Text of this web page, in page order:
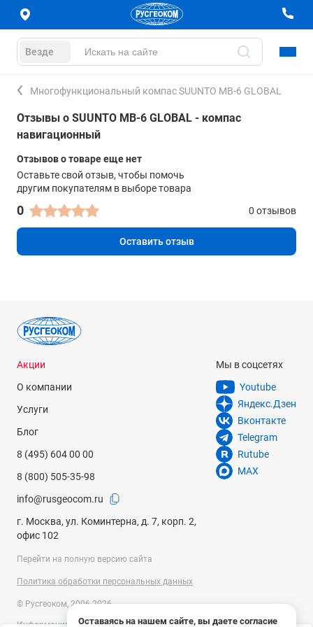
Везде
Многофункциональный компас SUUNTO MB-6 GLOBAL
Отзывы о SUUNTO MB-6 GLOBAL - компас
навигационный
Отзывов о товаре еще нет
Оставьте свой отзыв, чтобы помочь
другим покупателям в выборе товара
0 0 отзывов
Оставить отзыв
Оставаясь на нашем сайте, вы даете согласие
Акции
О компании
Услуги
Блог
8 (495) 604 00 00
8 (800) 505-35-98
info@rusgeocom.ru
г. Москва, ул. Коминтерна, д. 7, корп. 2,
офис 102
Мы в соцсетях
Youtube
Яндекс.Дзен
Вконтакте
Telegram
Rutube
MAX
Перейти на полную версию сайта
Политика обработки персональных данных
© Русгеоком, 2006-2026
Информация на сайте носит справочный характер и не является